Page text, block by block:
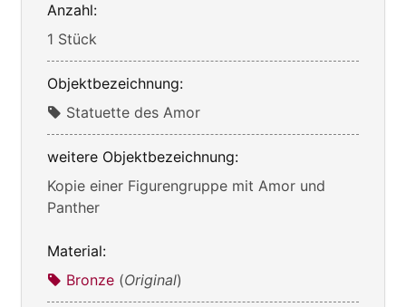
Anzahl:
1 Stück
Objektbezeichnung:
Statuette des Amor
weitere Objektbezeichnung:
Kopie einer Figurengruppe mit Amor und
Panther
Material:
Bronze (Original)